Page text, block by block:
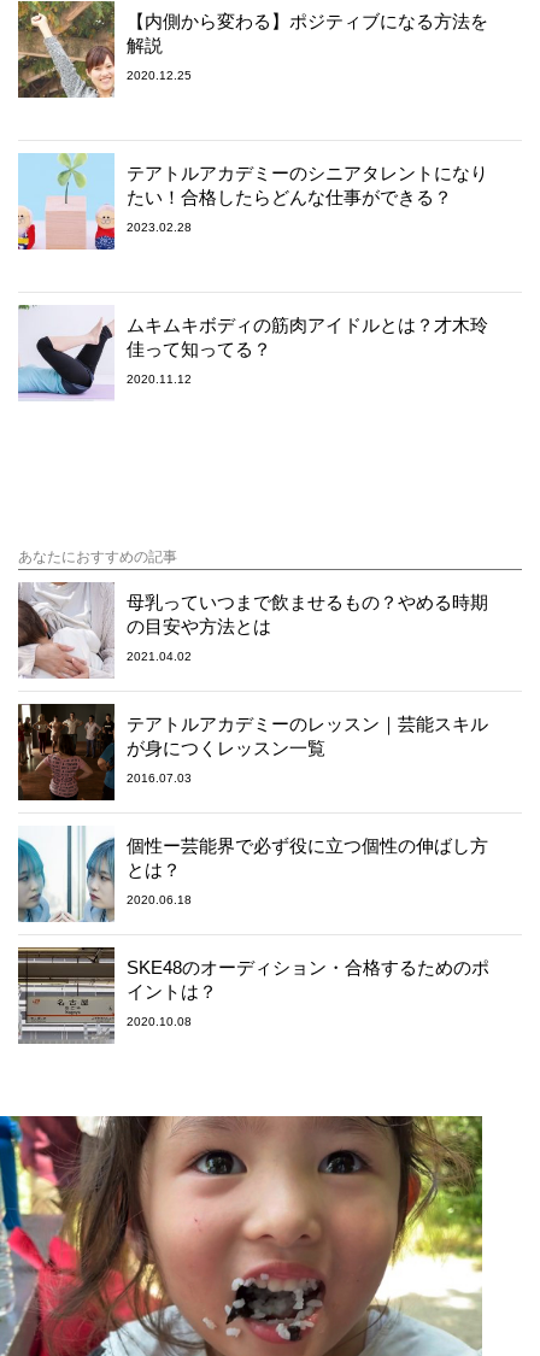
【内側から変わる】ポジティブになる方法を
解説
2020.12.25
テアトルアカデミーのシニアタレントになり
たい！合格したらどんな仕事ができる？
2023.02.28
ムキムキボディの筋肉アイドルとは？才木玲
佳って知ってる？
2020.11.12
あなたにおすすめの記事
母乳っていつまで飲ませるもの？やめる時期
の目安や方法とは
2021.04.02
テアトルアカデミーのレッスン｜芸能スキル
が身につくレッスン一覧
2016.07.03
個性ー芸能界で必ず役に立つ個性の伸ばし方
とは？
2020.06.18
SKE48のオーディション・合格するためのポ
イントは？
2020.10.08